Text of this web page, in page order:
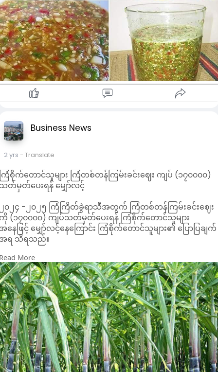
ပ်စားကြည့်နော်
ေးစားစွာဖြင့်
Business News
2 yrs - Translate
ြံစိုက်တောင်သူများ ကြံတစ်တန်ကြမ်းခင်းဈေး ကျပ် (၁၇၀၀၀၀)
တ်မှတ်ပေးရန် မျှော်လင့်
၀၂၄ -၂၀၂၅ ကြံကြိတ်ခွဲရာသီအတွက် ကြံတစ်တန်ကြမ်းခင်းဈေး
(၁၇၀၀၀၀) ကျပ်သတ်မှတ်ပေးရန် ကြံစိုက်တောင်သူများ
နေဖြင့် မျှော်လင့်နေကြောင်း ကြံစိုက်တောင်သူများ၏ ပြောပြချက်
ရ သိရသည်။
င်းအားစု စရိတ်မြင့်တက်လာခြင်းကြောင့် ကြံတစ်တန်
ြမ်းခင်းဈေးကို (၁၇၀,၀၀၀) ကျပ်ပေးမှသာ အဆင်ပြေနိုင်ကြောင်း၊
င်းကြောင့် သက်ဆိုင်ရာ သကြားစက်များကို တောင်းဆိုရန်
ောင်ရွက်နေကြောင်းလည်း သိရသည်။
တစ်နှစ်ထက်တစ်နှစ် စိုက်ပျိုးစရိတ်ကမြင့်တက်လာတယ်။ အဓိက
ြေဩဇာဈေးတွေ တတ်လာတယ်။ (၁၅၀၀၀၀) ပဲပေးမယ်ဆိုရင်
ယ်လိုမှ မကိုက်ဘူး။ ဒါကြောင့် ဒီနှစ်ကို ပိုပေးစေချင်တာ"ဟု ကြံ
က်တောင်သူတစ်ဦးက ပေါ်ပြူလာနယူးစ်သို့ ပြောသည်။
ြီးခဲ့သည့်နှစ်ကြံရာသီတွင် ကြံတစ်တန် ကြမ်းခင်းဈေးနှုန်း
More